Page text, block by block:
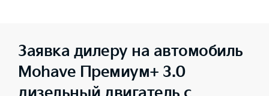
Заявка дилеру на автомобиль
Mohave Премиум+ 3.0